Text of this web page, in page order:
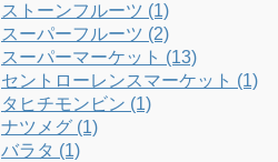
a
n
n
ストーンフルーツ (1)
スーパーフルーツ (2)
スーパーマーケット (13)
セントローレンスマーケット (1)
タヒチモンビン (1)
ナツメグ (1)
バラタ (1)